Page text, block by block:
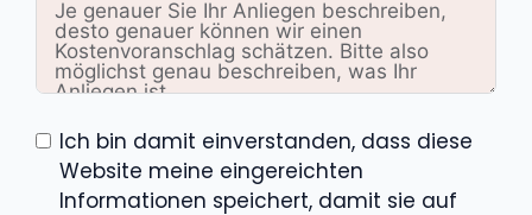
Ich bin damit einverstanden, dass diese
Website meine eingereichten
Informationen speichert, damit sie auf